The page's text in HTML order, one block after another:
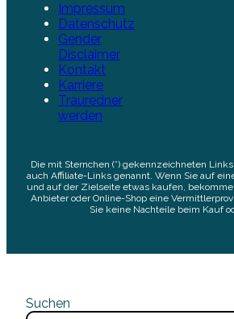
Impressum
Datenschutz
Gender
Disclaimer
Kontakt
Karriere
Trauredner
werden
Die mit Sternchen (*) gekennzeichneten
auch Affiliate-Links genannt. Wenn Sie auf
und auf der Zielseite etwas kaufen,
Anbieter oder Online-Shop eine
Sie keine Nachteile beim Kauf
Suchen